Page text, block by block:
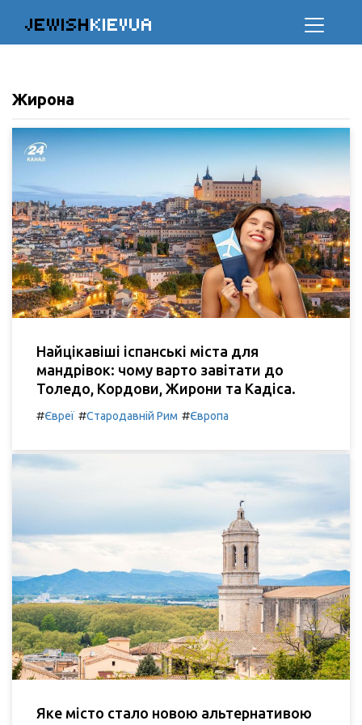
JEWISHKIEVUA
Жирона
Найцікавіші іспанські міста для
мандрівок: чому варто завітати до
Толедо, Кордови, Жирони та Кадіса.
#Євреї #Стародавній Рим #Європа
Яке місто стало новою альтернативою